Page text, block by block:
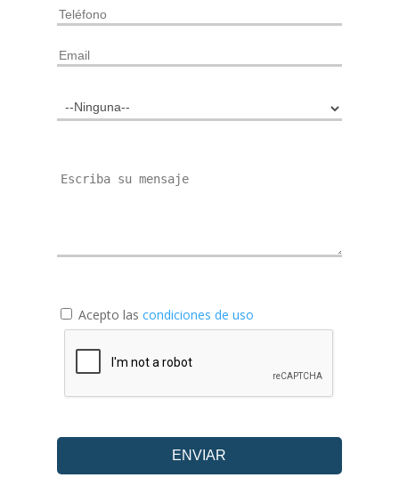
Acepto las condiciones de uso